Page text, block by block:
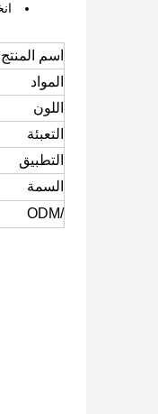
اسم المنتج
المواد
اللون
التعبئة
التطبيق
السمة
/ODM